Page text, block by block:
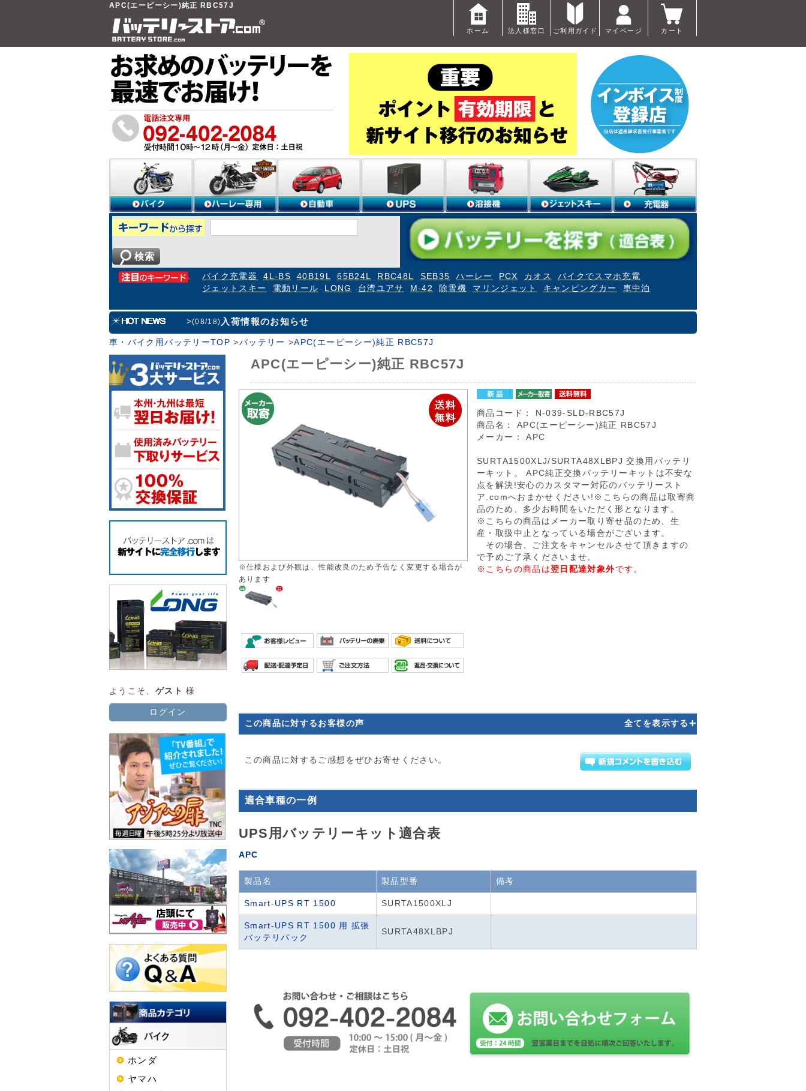
APC(エーピーシー)純正 RBC57J
ホーム 法人様窓口 ご利用ガイド マイページ カート
検索
バイク充電器 4L-BS 40B19L 65B24L RBC48L SEB35 ハーレー PCX カオス
バイクでスマホ充電
ジェットスキー
電動リール LONG 台湾ユアサ M-42 除雪機 マリンジェット キャンピングカー 車中泊
>(08/18) 入荷情報のお知らせ
車・バイク用バッテリーTOP >バッテリー >APC(エーピーシー)純正 RBC57J
APC(エーピーシー)純正 RBC57J
※仕様および外観は、性能改良のため予告なく変更する場合が
あります
商品コード：
N-039-SLD-RBC57J
商品名：
APC(エーピーシー)純正 RBC57J
メーカー：
APC
SURTA1500XLJ/SURTA48XLBPJ 交換用バッテリ
ーキット。 APC純正交換バッテリーキットは不安な
点を解決!安心のカスタマー対応のバッテリースト
ア.comへおまかせください!※こちらの商品は取寄商
品のため、多少お時間をいただく形となります。
※こちらの商品はメーカー取り寄せ品のため、生
産・取扱中止となっている場合がございます。
その場合、ご注文をキャンセルさせて頂きますの
で予めご了承くださいませ。
※こちらの商品は翌日配達対象外です。
この商品に対するお客様の声 全てを表示する+
この商品に対するご感想をぜひお寄せください。
適合車種の一例
UPS用バッテリーキット適合表
APC
製品名 製品型番 備考
Smart-UPS RT 1500 SURTA1500XLJ
Smart-UPS RT 1500 用 拡張
バッテリパック
SURTA48XLBPJ
ようこそ、 ゲスト 様
ログイン
ホンダ
ヤマハ